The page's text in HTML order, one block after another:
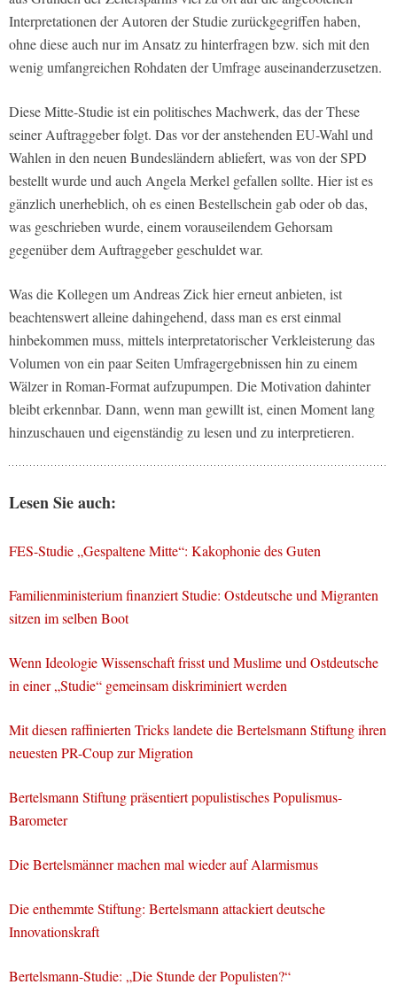
Interpretationen der Autoren der Studie zurückgegriffen haben,
ohne diese auch nur im Ansatz zu hinterfragen bzw. sich mit den
wenig umfangreichen Rohdaten der Umfrage auseinanderzusetzen.
Diese Mitte-Studie ist ein politisches Machwerk, das der These
seiner Auftraggeber folgt. Das vor der anstehenden EU-Wahl und
Wahlen in den neuen Bundesländern abliefert, was von der SPD
bestellt wurde und auch Angela Merkel gefallen sollte. Hier ist es
gänzlich unerheblich, oh es einen Bestellschein gab oder ob das,
was geschrieben wurde, einem vorauseilendem Gehorsam
gegenüber dem Auftraggeber geschuldet war.
Was die Kollegen um Andreas Zick hier erneut anbieten, ist
beachtenswert alleine dahingehend, dass man es erst einmal
hinbekommen muss, mittels interpretatorischer Verkleisterung das
Volumen von ein paar Seiten Umfragergebnissen hin zu einem
Wälzer in Roman-Format aufzupumpen. Die Motivation dahinter
bleibt erkennbar. Dann, wenn man gewillt ist, einen Moment lang
hinzuschauen und eigenständig zu lesen und zu interpretieren.
Lesen Sie auch:
FES-Studie „Gespaltene Mitte“: Kakophonie des Guten
Familienministerium finanziert Studie: Ostdeutsche und Migranten
sitzen im selben Boot
Wenn Ideologie Wissenschaft frisst und Muslime und Ostdeutsche
in einer „Studie“ gemeinsam diskriminiert werden
Mit diesen raffinierten Tricks landete die Bertelsmann Stiftung ihren
neuesten PR-Coup zur Migration
Bertelsmann Stiftung präsentiert populistisches Populismus-
Barometer
Die Bertelsmänner machen mal wieder auf Alarmismus
Die enthemmte Stiftung: Bertelsmann attackiert deutsche
Innovationskraft
Bertelsmann-Studie: „Die Stunde der Populisten?“